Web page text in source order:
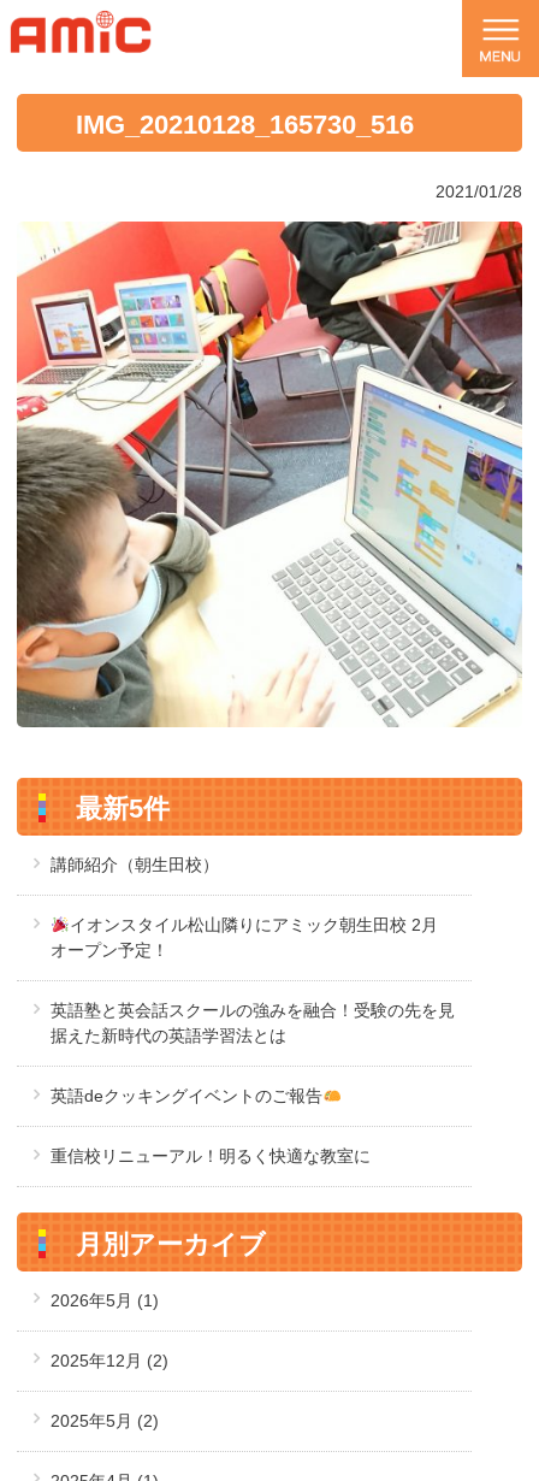
IMG_20210128_165730_516
2021/01/28
最新5件
講師紹介（朝生田校）
イオンスタイル松山隣りにアミック朝生田校 2月
オープン予定！
英語塾と英会話スクールの強みを融合！受験の先を見
据えた新時代の英語学習法とは
英語deクッキングイベントのご報告
重信校リニューアル！明るく快適な教室に
月別アーカイブ
2026年5月 (1)
2025年12月 (2)
2025年5月 (2)